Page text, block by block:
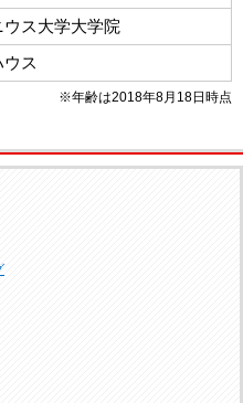
ウス大学大学院
ウス
※年齢は2018年8月18日時点